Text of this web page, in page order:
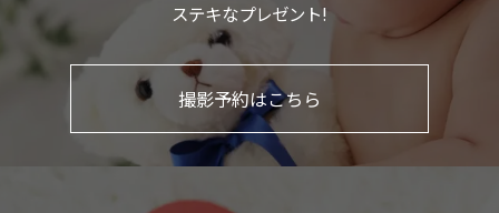
ステキなプレゼント!
撮影予約はこちら